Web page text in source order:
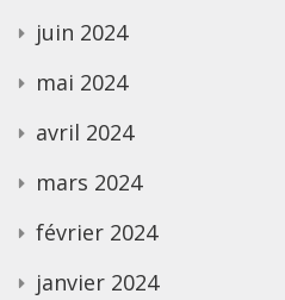
juin 2024
mai 2024
avril 2024
mars 2024
février 2024
janvier 2024